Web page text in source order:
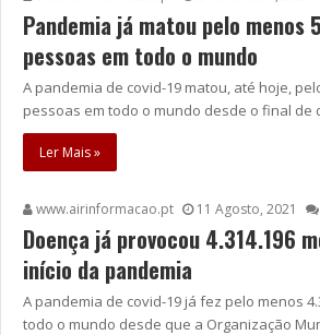
Pandemia já matou pelo menos
pessoas em todo o mundo
A pandemia de covid-19 matou, até hoje,
pessoas em todo o mundo desde o final de
Ler Mais »
www.airinformacao.pt 11 Agosto, 2021
Doença já provocou 4.314.196
início da pandemia
A pandemia de covid-19 já fez pelo menos
todo o mundo desde que a Organização